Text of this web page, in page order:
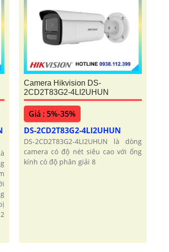
Camera Hikvision DS-
2CD2T83G2-4LI2UHUN
Giá : 5%-35%
DS-2CD2T83G2-4LI2UHUN
DS-2CD2T83G2-4LI2UHUN là dòng
camera có độ nét siêu cao với ống
kính có độ phân giải 8